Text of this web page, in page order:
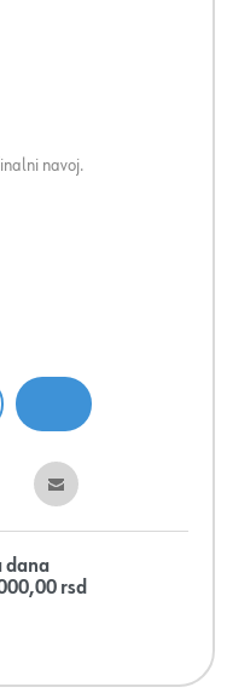
navoj.
dana
rsd